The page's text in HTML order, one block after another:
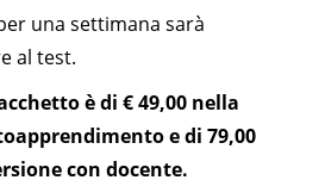
una settimana sarà
al test.
è di € 49,00 nella
e di 79,00
con docente.